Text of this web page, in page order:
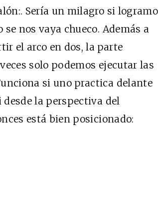
Sería un milagro si
nos vaya chueco. Además a
el arco en dos, la parte
solo podemos ejecutar las
si uno practica delante
desde la perspectiva del
está bien posicionado:
Cine desde los márgenes
EDICIÓN MÉXICO
SUSCRÍBETE